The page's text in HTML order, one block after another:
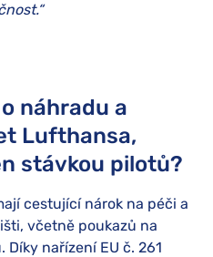
náhradu a
Lufthansa,
stávkou pilotů?
cestující nárok na péči a
včetně poukazů na
nařízení EU č. 261